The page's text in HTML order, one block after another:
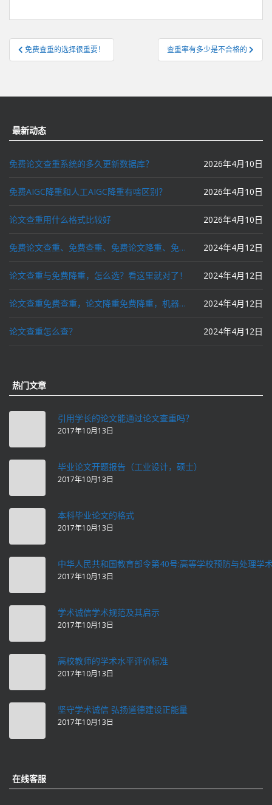
文
章
航
免费查重的选择很重要！ 查重率有多少是不合格的
最新动态
免费论文查重系统的多久更新数据库？ 2026年4月10日
免费AIGC降重和人工AIGC降重有啥区别？ 2026年4月10日
论文查重用什么格式比较好 2026年4月10日
免费论文查重、免费查重、免费论文降重、免费降重、智能降重、一键降重、降低AIGC写作率、AI写论文，这些名词你了解吗？ 2024年4月12日
论文查重与免费降重，怎么选？看这里就对了！ 2024年4月12日
论文查重免费查重，论文降重免费降重，机器降重，人工降重，降低AIGC写作率，ai写论文，都要选论文狗和paperdog以及文思慧达！ 2024年4月12日
论文查重怎么查？ 2024年4月12日
热门文章
引用学长的论文能通过论文查重吗？
2017年10月13日
毕业论文开题报告（工业设计，硕士）
2017年10月13日
本科毕业论文的格式
2017年10月13日
中华人民共和国教育部令第40号:高等学校预防与处理学
2017年10月13日
学术诚信学术规范及其启示
2017年10月13日
高校教师的学术水平评价标准
2017年10月13日
坚守学术诚信 弘扬道德建设正能量
2017年10月13日
在线客服